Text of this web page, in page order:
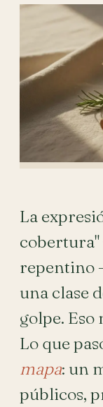
La
cobertura"
repentino
una clase
golpe. Eso
Lo que
mapa: un
públicos,